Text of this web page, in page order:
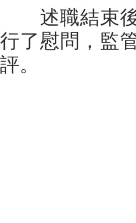
述職結束
行了慰問，監
評。